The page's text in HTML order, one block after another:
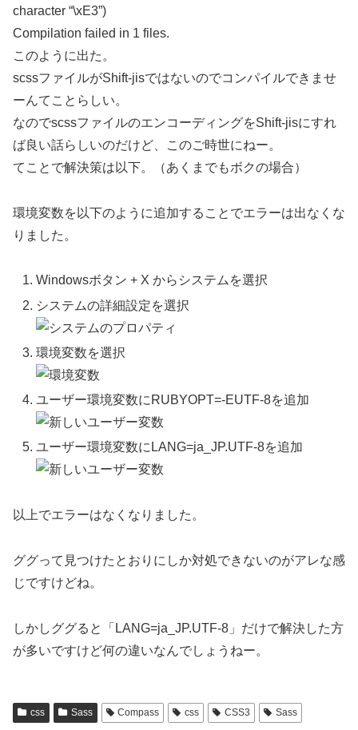
character “\xE3”)
Compilation failed in 1 files.
このように出た。
scssファイルがShift-jisではないのでコンパイルできませ
ーんてことらしい。
なのでscssファイルのエンコーディングをShift-jisにすれ
ば良い話らしいのだけど、このご時世にねー。
てことで解決策は以下。（あくまでもボクの場合）
環境変数を以下のように追加することでエラーは出なくな
りました。
Windowsボタン + X からシステムを選択
システムの詳細設定を選択
環境変数を選択
ユーザー環境変数にRUBYOPT=-EUTF-8を追加
ユーザー環境変数にLANG=ja_JP.UTF-8を追加
以上でエラーはなくなりました。
ググって見つけたとおりにしか対処できないのがアレな感
じですけどね。
しかしググると「LANG=ja_JP.UTF-8」だけで解決した方
が多いですけど何の違いなんでしょうねー。
css Sass Compass css CSS3 Sass